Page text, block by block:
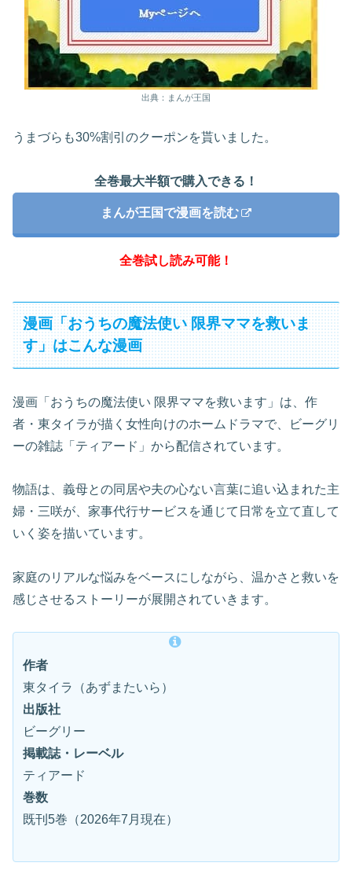
出典：まんが王国
うまづらも30%割引のクーポンを貰いました。
全巻最大半額で購入できる！
まんが王国で漫画を読む
全巻試し読み可能！
漫画「おうちの魔法使い 限界ママを救いま
す」はこんな漫画
漫画「おうちの魔法使い 限界ママを救います」は、作
者・東タイラが描く女性向けのホームドラマで、ビーグリ
ーの雑誌「ティアード」から配信されています。
物語は、義母との同居や夫の心ない言葉に追い込まれた主
婦・三咲が、家事代行サービスを通じて日常を立て直して
いく姿を描いています。
家庭のリアルな悩みをベースにしながら、温かさと救いを
感じさせるストーリーが展開されていきます。
作者
東タイラ（あずまたいら）
出版社
ビーグリー
掲載誌・レーベル
ティアード
巻数
既刊5巻（2026年7月現在）